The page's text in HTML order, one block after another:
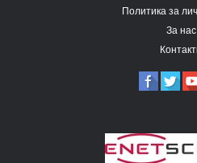
Политика за
За нас